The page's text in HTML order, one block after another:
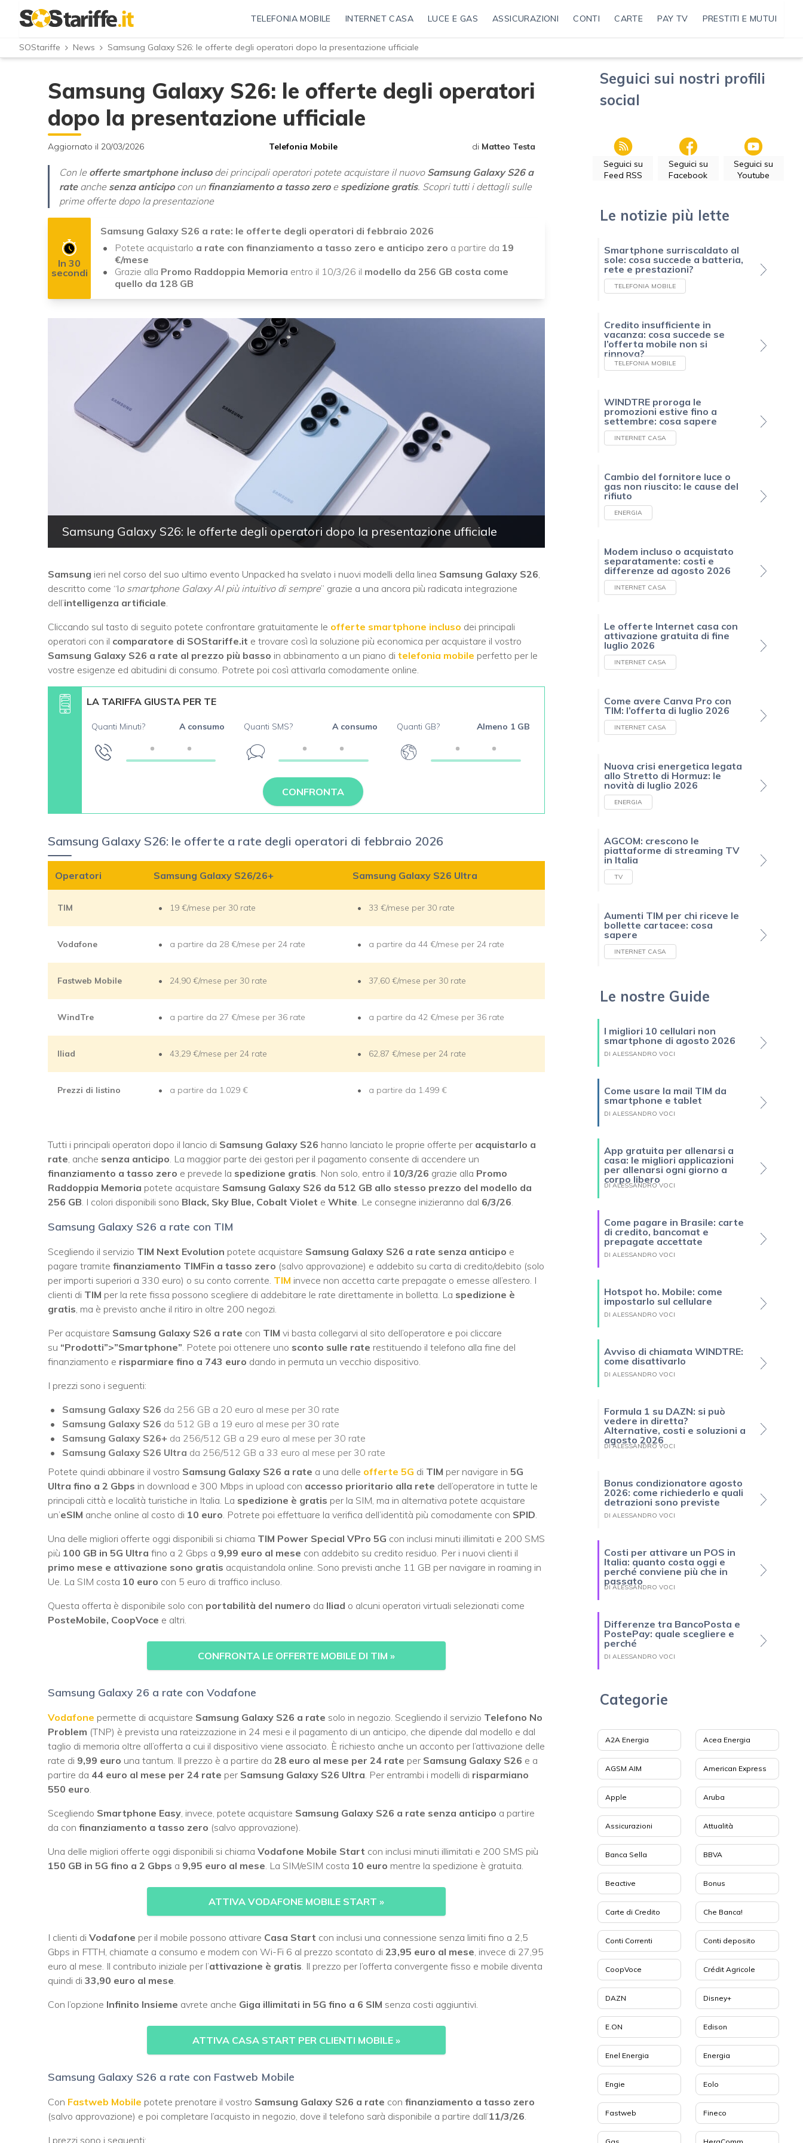
TELEFONIA MOBILE INTERNET CASA LUCE E GAS ASSICURAZIONI CONTI CARTE PAY TV PRESTITI E MUTUI
SOStariffe News Samsung Galaxy S26: le offerte degli operatori dopo la presentazione ufficiale
Samsung Galaxy S26: le offerte degli operatori
dopo la presentazione ufficiale
Aggiornato il 20/03/2026 Telefonia Mobile di Matteo Testa
Con le offerte smartphone inclusodei principali operatori potete acquistare il nuovo Samsung Galaxy S26 a
rateanche senza anticipocon un finanziamento a tasso zeroe spedizione gratis. Scopri tutti i dettagli sulle
prime offerte dopo la presentazione
In 30
secondi
Samsung Galaxy S26 a rate: le offerte degli operatori di febbraio 2026
Potete acquistarlo a rate con finanziamento a tasso zero e anticipo zero a partire da 19
€/mese
Grazie alla Promo Raddoppia Memoria entro il 10/3/26 il modello da 256 GB costa come
quello da 128 GB
Samsung Galaxy S26: le offerte degli operatori dopo la presentazione ufficiale
Samsung ieri nel corso del suo ultimo evento Unpacked ha svelato i nuovi modelli della linea Samsung Galaxy S26,
descritto come “lo smartphone Galaxy AI più intuitivo di sempre” grazie a una ancora più radicata integrazione
dell’intelligenza artificiale.
Cliccando sul tasto di seguito potete confrontare gratuitamente le offerte smartphone incluso dei principali
operatori con il comparatore di SOStariffe.it e trovare così la soluzione più economica per acquistare il vostro
Samsung Galaxy S26 a rate al prezzo più basso in abbinamento a un piano di telefonia mobile perfetto per le
vostre esigenze ed abitudini di consumo. Potrete poi così attivarla comodamente online.
LA TARIFFA GIUSTA PER TE
Quanti Minuti? A consumo Quanti SMS? A consumo Quanti GB? Almeno 1 GB
CONFRONTA
Samsung Galaxy S26: le offerte a rate degli operatori di febbraio 2026
Operatori Samsung Galaxy S26/26+ Samsung Galaxy S26 Ultra
TIM 19 €/mese per 30 rate 33 €/mese per 30 rate
Vodafone a partire da 28 €/mese per 24 rate a partire da 44 €/mese per 24 rate
Fastweb Mobile 24,90 €/mese per 30 rate 37,60 €/mese per 30 rate
WindTre a partire da 27 €/mese per 36 rate a partire da 42 €/mese per 36 rate
Iliad 43,29 €/mese per 24 rate 62,87 €/mese per 24 rate
Prezzi di listino a partire da 1.029 € a partire da 1.499 €
Tutti i principali operatori dopo il lancio di Samsung Galaxy S26 hanno lanciato le proprie offerte per acquistarlo a
rate , anche senza anticipo . La maggior parte dei gestori per il pagamento consente di accendere un
finanziamento a tasso zero e prevede la spedizione gratis . Non solo, entro il 10/3/26 grazie alla Promo
Raddoppia Memoria potete acquistare Samsung Galaxy S26 da 512 GB allo stesso prezzo del modello da
256 GB . I colori disponibili sono Black, Sky Blue, Cobalt Violet e White . Le consegne inizieranno dal 6/3/26
Samsung Galaxy S26 a rate con TIM
Scegliendo il servizio TIM Next Evolution potete acquistare Samsung Galaxy S26 a rate senza anticipo e
pagare tramite finanziamento TIMFin a tasso zero (salvo approvazione) e addebito su carta di credito/debito (solo
per importi superiori a 330 euro) o su conto corrente. TIM invece non accetta carte prepagate o emesse all’estero. I
clienti di TIM per la rete fissa possono scegliere di addebitare le rate direttamente in bolletta. La spedizione è
gratis , ma è previsto anche il ritiro in oltre 200 negozi.
Per acquistare Samsung Galaxy S26 a rate con TIM vi basta collegarvi al sito dell’operatore e poi cliccare
su “Prodotti”>”Smartphone” . Potete poi ottenere uno sconto sulle rate restituendo il telefono alla fine del
finanziamento e risparmiare fino a 743 euro dando in permuta un vecchio dispositivo.
I prezzi sono i seguenti:
Samsung Galaxy S26 da 256 GB a 20 euro al mese per 30 rate
Samsung Galaxy S26 da 512 GB a 19 euro al mese per 30 rate
Samsung Galaxy S26+ da 256/512 GB a 29 euro al mese per 30 rate
Samsung Galaxy S26 Ultra da 256/512 GB a 33 euro al mese per 30 rate
Potete quindi abbinare il vostro Samsung Galaxy S26 a rate a una delle offerte 5G di TIM per navigare in 5G
Ultra fino a 2 Gbps in download e 300 Mbps in upload con accesso prioritario alla rete dell’operatore in tutte le
principali città e località turistiche in Italia. La spedizione è gratis per la SIM, ma in alternativa potete acquistare
un’eSIM anche online al costo di 10 euro . Potrete poi effettuare la verifica dell’identità più comodamente con SPID
Una delle migliori offerte oggi disponibili si chiama TIM Power Special VPro 5G con inclusi minuti illimitati e 200 SMS
più 100 GB in 5G Ultra fino a 2 Gbps a 9,99 euro al mese con addebito su credito residuo. Per i nuovi clienti il
primo mese e attivazione sono gratis acquistandola online. Sono previsti anche 11 GB per navigare in roaming in
Ue. La SIM costa 10 euro con 5 euro di traffico incluso.
Questa offerta è disponibile solo con portabilità del numero da Iliad o alcuni operatori virtuali selezionati come
PosteMobile, CoopVoce e altri.
CONFRONTA LE OFFERTE MOBILE DI TIM »
Samsung Galaxy 26 a rate con Vodafone
Vodafone permette di acquistare Samsung Galaxy S26 a rate solo in negozio. Scegliendo il servizio Telefono No
Problem (TNP) è prevista una rateizzazione in 24 mesi e il pagamento di un anticipo, che dipende dal modello e dal
taglio di memoria oltre all’offerta a cui il dispositivo viene associato. È richiesto anche un acconto per l’attivazione delle
rate di 9,99 euro una tantum. Il prezzo è a partire da 28 euro al mese per 24 rate per Samsung Galaxy S26 e a
partire da 44 euro al mese per 24 rate per Samsung Galaxy S26 Ultra . Per entrambi i modelli di risparmiano
550 euro
Scegliendo Smartphone Easy , invece, potete acquistare Samsung Galaxy S26 a rate senza anticipo a partire
da con finanziamento a tasso zero (salvo approvazione).
Una delle migliori offerte oggi disponibili si chiama Vodafone Mobile Start con inclusi minuti illimitati e 200 SMS più
150 GB in 5G fino a 2 Gbps a 9,95 euro al mese . La SIM/eSIM costa 10 euro mentre la spedizione è gratuita.
ATTIVA VODAFONE MOBILE START »
I clienti di Vodafone per il mobile possono attivare Casa Start con inclusi una connessione senza limiti fino a 2,5
Gbps in FTTH, chiamate a consumo e modem con Wi-Fi 6 al prezzo scontato di 23,95 euro al mese , invece di 27,95
euro al mese. Il contributo iniziale per l’attivazione è gratis . Il prezzo per l’offerta convergente fisso e mobile diventa
quindi di 33,90 euro al mese
Con l’opzione Infinito Insieme avrete anche Giga illimitati in 5G fino a 6 SIM senza costi aggiuntivi.
ATTIVA CASA START PER CLIENTI MOBILE »
Samsung Galaxy S26 a rate con Fastweb Mobile
Con Fastweb Mobile potete prenotare il vostro Samsung Galaxy S26 a rate con finanziamento a tasso zero
(salvo approvazione) e poi completare l’acquisto in negozio, dove il telefono sarà disponibile a partire dall’11/3/26
I prezzi sono i seguenti:
Seguici sui nostri profili
social
Seguici su
Feed RSS
Seguici su
Facebook
Seguici su
Youtube
Le notizie più lette
Smartphone surriscaldato al
sole: cosa succede a batteria,
rete e prestazioni?
TELEFONIA MOBILE
Credito insufficiente in
vacanza: cosa succede se
l’offerta mobile non si
rinnova?
TELEFONIA MOBILE
WINDTRE proroga le
promozioni estive fino a
settembre: cosa sapere
INTERNET CASA
Cambio del fornitore luce o
gas non riuscito: le cause del
rifiuto
ENERGIA
Modem incluso o acquistato
separatamente: costi e
differenze ad agosto 2026
INTERNET CASA
Le offerte Internet casa con
attivazione gratuita di fine
luglio 2026
INTERNET CASA
Come avere Canva Pro con
TIM: l’offerta di luglio 2026
INTERNET CASA
Nuova crisi energetica legata
allo Stretto di Hormuz: le
novità di luglio 2026
ENERGIA
AGCOM: crescono le
piattaforme di streaming TV
in Italia
TV
Aumenti TIM per chi riceve le
bollette cartacee: cosa
sapere
INTERNET CASA
Le nostre Guide
I migliori 10 cellulari non
smartphone di agosto 2026
DI ALESSANDRO VOCI
Come usare la mail TIM da
smartphone e tablet
DI ALESSANDRO VOCI
App gratuita per allenarsi a
casa: le migliori applicazioni
per allenarsi ogni giorno a
corpo libero
DI ALESSANDRO VOCI
Come pagare in Brasile: carte
di credito, bancomat e
prepagate accettate
DI ALESSANDRO VOCI
Hotspot ho. Mobile: come
impostarlo sul cellulare
DI ALESSANDRO VOCI
Avviso di chiamata WINDTRE:
come disattivarlo
DI ALESSANDRO VOCI
Formula 1 su DAZN: si può
vedere in diretta?
Alternative, costi e soluzioni a
agosto 2026
DI ALESSANDRO VOCI
Bonus condizionatore agosto
2026: come richiederlo e quali
detrazioni sono previste
DI ALESSANDRO VOCI
Costi per attivare un POS in
Italia: quanto costa oggi e
perché conviene più che in
passato
DI ALESSANDRO VOCI
Differenze tra BancoPosta e
PostePay: quale scegliere e
perché
DI ALESSANDRO VOCI
Categorie
A2A Energia Acea Energia
AGSM AIM American Express
Apple Aruba
Assicurazioni Attualità
Banca Sella BBVA
Beactive Bonus
Carte di Credito Che Banca!
Conti Correnti Conti deposito
CoopVoce Crédit Agricole
DAZN Disney+
E.ON Edison
Enel Energia Energia
Engie Eolo
Fastweb Fineco